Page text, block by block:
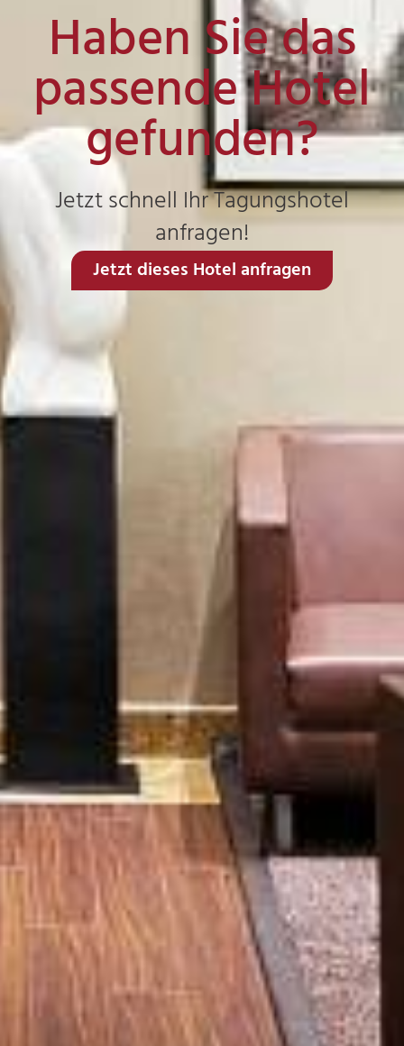
Haben Sie das
passende Hotel
gefunden?
Jetzt schnell Ihr Tagungshotel
anfragen!
Jetzt dieses Hotel anfragen